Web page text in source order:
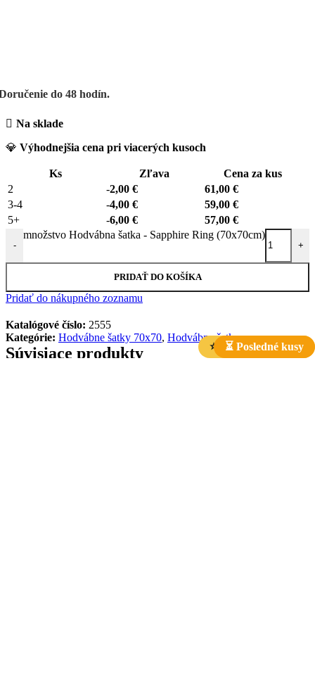
do 48 hodín.
Na sklade
💎 Výhodnejšia cena pri viacerých kusoch
Ks Zľava
Cena za kus
2
-2,00 € 61,00 €
3-4
-4,00 € 59,00 €
5+
-6,00 € 57,00 €
-
množstvo Hodvábna šatka - Sapphire Ring (70x70cm)
+
PRIDAŤ DO KOŠÍKA
Pridať do nákupného zoznamu
Katalógové číslo: 2555
Kategórie: Hodvábne šatky 70x70, Hodvábne šatky
Súvisiace produkty ⭐ Najpredávanejšie
⏳ Posledné kusy